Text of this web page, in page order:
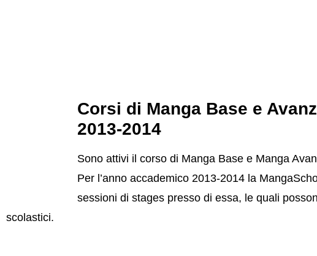
Corsi di Manga Base e
2013-2014
Sono attivi il corso di Manga Base e Manga
Per l’anno accademico 2013-2014 la
sessioni di stages presso di essa, le quali
scolastici.